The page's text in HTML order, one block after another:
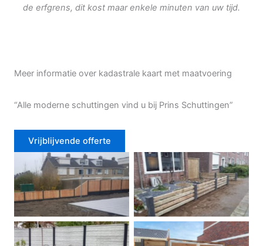
de erfgrens, dit kost maar enkele minuten van uw tijd.
Meer informatie over kadastrale kaart met maatvoering
“Alle moderne schuttingen vind u bij Prins Schuttingen”
Vrijblijvende offerte
Douglas schutting Tuinhek voortuin